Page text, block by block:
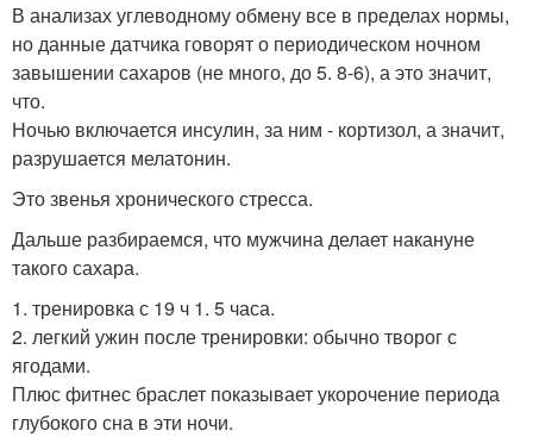
В анализах углеводному обмену все в пределах нормы,
но данные датчика говорят о периодическом ночном
завышении сахаров (не много, до 5. 8-6), а это значит,
что.
Ночью включается инсулин, за ним - кортизол, а значит,
разрушается мелатонин.
Это звенья хронического стресса.
Дальше разбираемся, что мужчина делает накануне
такого сахара.
1. тренировка с 19 ч 1. 5 часа.
2. легкий ужин после тренировки: обычно творог с
ягодами.
Плюс фитнес браслет показывает укорочение периода
глубокого сна в эти ночи.